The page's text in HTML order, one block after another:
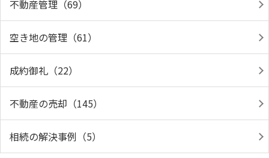
不動産管理（69）
空き地の管理（61）
成約御礼（22）
不動産の売却（145）
相続の解決事例（5）